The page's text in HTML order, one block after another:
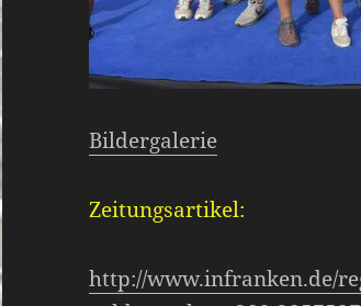
Bildergalerie
Zeitungsartikel:
http://www.infranken.de/